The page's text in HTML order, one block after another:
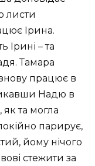
листи
Ірина.
Ірині – та
Тамара
працює в
Надю в
як та могла
парирує,
йому нічого
стежити за